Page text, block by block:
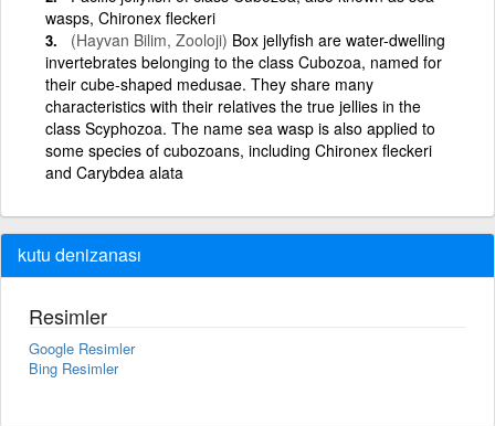
wasps, Chironex fleckeri
(Hayvan Bilim, Zooloji) Box jellyfish are water-dwelling
invertebrates belonging to the class Cubozoa, named for
their cube-shaped medusae. They share many
characteristics with their relatives the true jellies in the
class Scyphozoa. The name sea wasp is also applied to
some species of cubozoans, including Chironex fleckeri
and Carybdea alata
kutu denizanası
Resimler
Google Resimler
Bing Resimler